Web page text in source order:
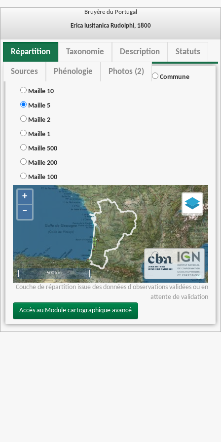
Bruyère du Portugal
Erica lusitanica Rudolphi, 1800
Répartition Taxonomie Description Statuts
Sources Phénologie Photos (2)
Commune
Maille 10
Maille 5
Maille 2
Maille 1
Maille 500
Maille 200
Maille 100
+
−
500 km
Couche de répartition issue des données d'observations validées ou en
attente de validation
Accès au Module cartographique avancé